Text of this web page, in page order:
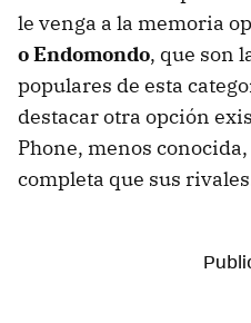
le venga a la memoria
o Endomondo, que son
populares de esta
destacar otra opción
Phone, menos
completa que sus